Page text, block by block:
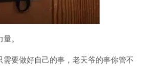
。
要做好自己的事，老天爷的事你管不